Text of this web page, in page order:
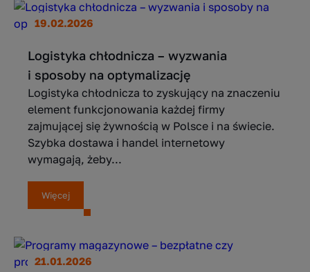
19.02.2026
Logistyka chłodnicza – wyzwania
i sposoby na optymalizację
Logistyka chłodnicza to zyskujący na znaczeniu
element funkcjonowania każdej firmy
zajmującej się żywnością w Polsce i na świecie.
Szybka dostawa i handel internetowy
wymagają, żeby...
Więcej
21.01.2026